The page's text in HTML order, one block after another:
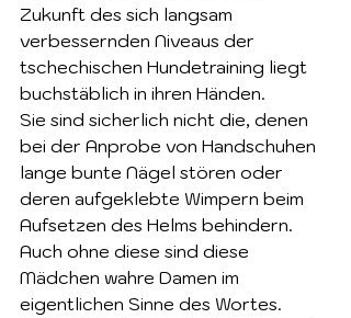
Zukunft des sich langsam
verbessernden Niveaus der
tschechischen Hundetraining liegt
buchstäblich in ihren Händen.
Sie sind sicherlich nicht die, denen
bei der Anprobe von Handschuhen
lange bunte Nägel stören oder
deren aufgeklebte Wimpern beim
Aufsetzen des Helms behindern.
Auch ohne diese sind diese
Mädchen wahre Damen im
eigentlichen Sinne des Wortes.